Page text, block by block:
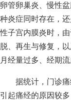
卵管卵巢炎、慢性
种炎症同时存在，
性子宫内膜炎时，
脱、再生与修复，
月经量过多、经期
据统计，门诊
引起痛经的原因较